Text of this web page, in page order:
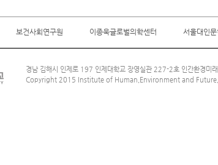
보건사회연구원 이종욱글로벌의학센터 서울대인문
경남 김해시 인제로 197 인제대학교 장영실관 227-2호 인간환경
Copyright 2015 Institute of Human,Environment and